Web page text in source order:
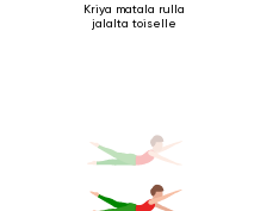
Kriya matala rulla
jalalta toiselle